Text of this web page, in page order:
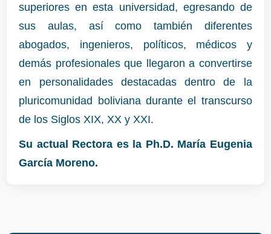
superiores en esta universidad, egresando de
sus aulas, así como también diferentes
abogados, ingenieros, políticos, médicos y
demás profesionales que llegaron a convertirse
en personalidades destacadas dentro de la
pluricomunidad boliviana durante el transcurso
de los Siglos XIX, XX y XXI.
Su actual Rectora es la Ph.D. María Eugenia
García Moreno.